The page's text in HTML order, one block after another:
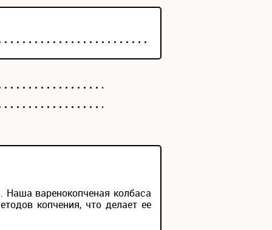
варенокопченая колбаса
копчения, что делает ее